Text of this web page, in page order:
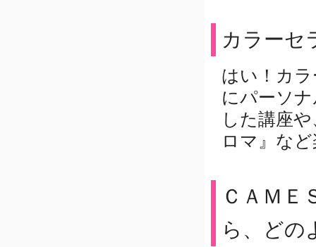
カラーセ
はい！カ
にパーソ
した講座
ロマ』な
ＣＡＭＥ
ら、どの